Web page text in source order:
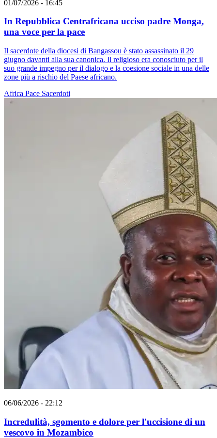
01/07/2026 - 16:45
In Repubblica Centrafricana ucciso padre Monga,
una voce per la pace
Il sacerdote della diocesi di Bangassou è stato assassinato il 29
giugno davanti alla sua canonica. Il religioso era conosciuto per il
suo grande impegno per il dialogo e la coesione sociale in una delle
zone più a rischio del Paese africano.
Africa Pace Sacerdoti
06/06/2026 - 22:12
Incredulità, sgomento e dolore per l'uccisione di un
vescovo in Mozambico